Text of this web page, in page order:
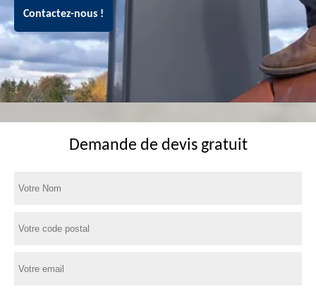
Contactez-nous !
Demande de devis gratuit